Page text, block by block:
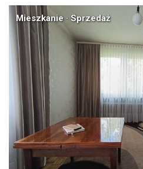
Mieszkanie · Sprzedaż